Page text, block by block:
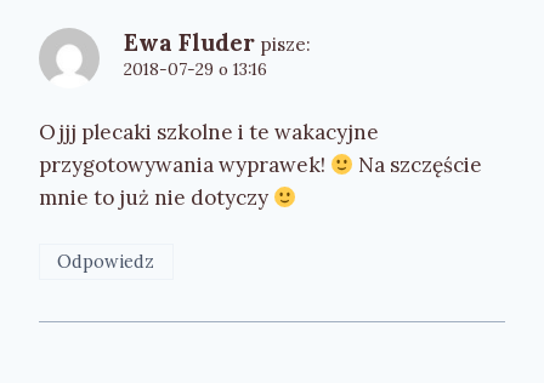
Ewa Fluder pisze:
2018-07-29 o 13:16
Ojjj plecaki szkolne i te wakacyjne
przygotowywania wyprawek!
Na szczęście
mnie to już nie dotyczy
Odpowiedz